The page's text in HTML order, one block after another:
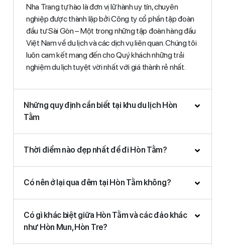
Nha Trang tự hào là đơn vị lữ hành uy tín, chuyên
nghiệp được thành lập bởi Công ty cổ phần tập đoàn
đầu tư Sài Gòn – Một trong những tập đoàn hàng đầu
Việt Nam về du lịch và các dịch vụ liên quan. Chúng tôi
luôn cam kết mang đến cho Quý khách những trải
nghiệm du lịch tuyệt vời nhất với giá thành rẻ nhất.
Những quy định cần biết tại khu du lịch Hòn
Tằm
Thời điểm nào đẹp nhất để đi Hòn Tằm?
Có nên ở lại qua đêm tại Hòn Tằm không?
Có gì khác biệt giữa Hòn Tằm và các đảo khác
như Hòn Mun, Hòn Tre?